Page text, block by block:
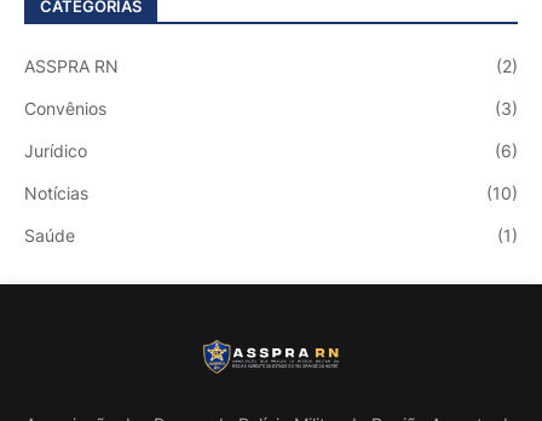
CATEGORIAS
ASSPRA RN (2)
Convênios (3)
Jurídico (6)
Notícias (10)
Saúde (1)